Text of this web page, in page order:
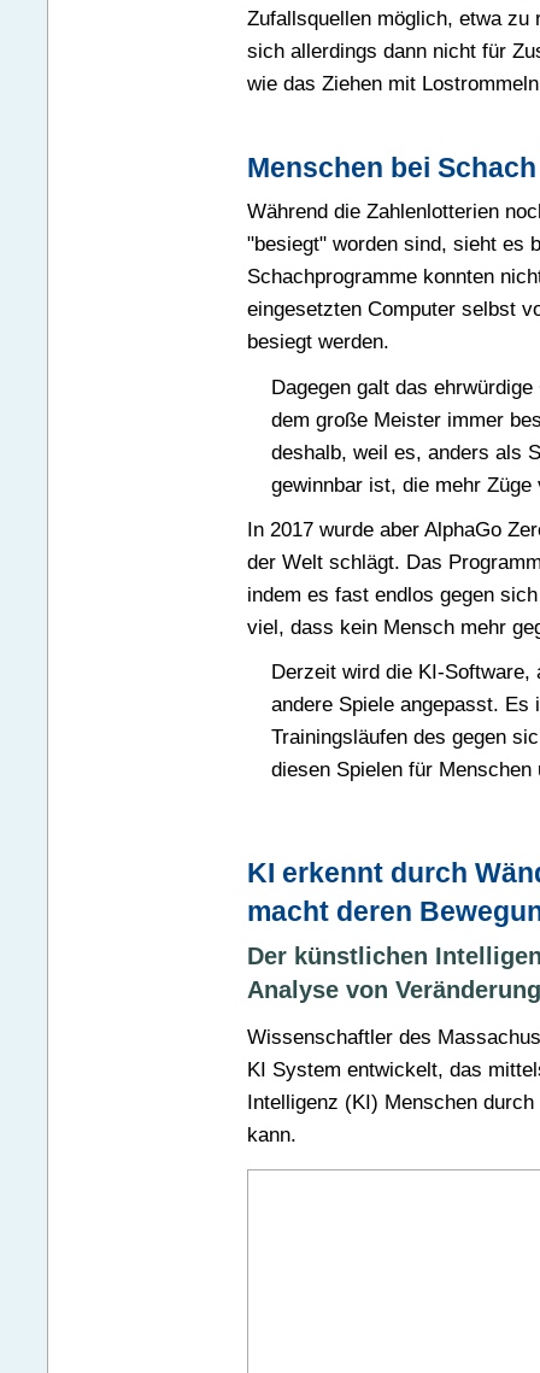
Zufallsquellen möglich, etwa
sich allerdings dann nicht für
wie das Ziehen mit
Menschen bei
Während die Zahlenlotterien
"besiegt" worden sind, sieht es
Schachprogramme konnten
eingesetzten Computer selbst
besiegt werden.
Dagegen galt das
dem große Meister immer
deshalb, weil es, anders als
gewinnbar ist, die mehr
In 2017 wurde aber AlphaGo
der Welt schlägt. Das
indem es fast endlos gegen
viel, dass kein Mensch mehr
Derzeit wird die KI-Software,
andere Spiele angepasst.
Trainingsläufen des gegen
diesen Spielen für Menschen
KI erkennt durch
macht deren
Der künstlichen
Analyse von
Wissenschaftler des
KI System entwickelt, das
Intelligenz (KI) Menschen
kann.